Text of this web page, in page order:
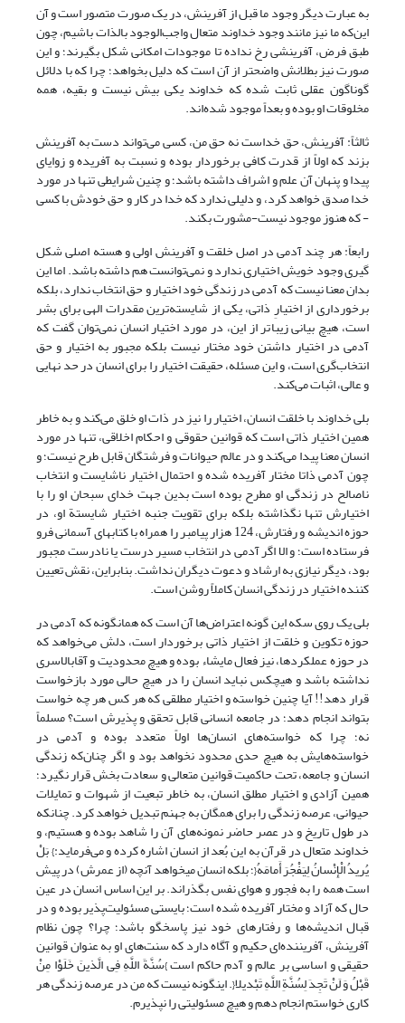
به عبارت دیگر وجود ما قبل از آفرینش، در یک صورت متصور است و آن
این‌که ما نیز مانند وجود خداوند متعال واجب‌الوجود بالذات باشیم، چون
طبق فرض، آفرینشی رخ نداده تا موجودات امکانی شکل بگیرند؛ و این
صورت نیز بطلانش واضحتر از آن است که دلیل بخواهد؛ چرا که با دلائل
گوناگون عقلی ثابت شده که خداوند یکی بیش نیست و بقیه، همه
مخلوقات او بوده و بعداً موجود شده‌اند.
ثالثاً: آفرینش، حق خداست نه حق من، کسی می‌تواند دست به آفرینش
بزند که اولاً از قدرت کافی برخوردار بوده و نسبت به آفریده و زوایای
پیدا و پنهان آن علم و اشراف داشته باشد؛ و چنین شرایطی تنها در مورد
خدا صدق خواهد کرد، و دلیلی ندارد که خدا در کار و حق خودش با کسی
- که هنوز موجود نیست-مشورت بکند.
رابعاً: هر چند آدمی در اصل خلقت و آفرینش اولی و هسته اصلی شکل
گیری وجود خویش اختیاری ندارد و نمی‌توانست هم داشته باشد. اما این
بدان معنا نیست که آدمی در زندگی خود اختیار و حق انتخاب ندارد، بلکه
برخورداری از اختیارِ ذاتی، یکی از شایسته‌ترین مقدرات الهی برای بشر
است، هیچ بیانی زیباتر از این، در مورد اختیار انسان نمی‌توان گفت که
آدمی در اختیار داشتن خود مختار نیست بلکه مجبور به اختیار و حق
انتخاب‌گری است، و این مسئله، حقیقت اختیار را برای انسان در حد نهایی
و عالی، اثبات می‌کند.
بلی خداوند با خلقت انسان، اختیار را نیز در ذات او خلق می‌کند و به خاطر
همین اختیار ذاتی است که قوانین حقوقی و احکام اخلاقی، تنها در مورد
انسان معنا پیدا می‌کند و در عالم حیوانات و فرشتگان قابل طرح نیست؛ ‌و
چون آدمی ذاتا مختار آفریده شده و احتمال اختیار ناشایست و انتخاب
ناصالح در زندگی او مطرح بوده است بدین جهت خدای سبحان او را با
اختیارش تنها نگذاشته بلکه برای تقویت جنبه اختیار شایستة او، در
حوزه اندیشه و رفتارش، 124 هزار پیامبر را همراه با کتابهای آسمانی فرو
فرستاده است؛ و الا اگر آدمی در انتخاب مسیر درست یا نادرست مجبور
بود، دیگر نیازی به ارشاد و دعوت دیگران نداشت. بنابراین، نقش تعیین
کننده اختیار در زندگی انسان کاملاً روشن است.
بلی یک روی سکه این گونه اعتراض‌ها آن است که همانگونه که آدمی در
حوزه تکوین و خلقت از اختیار ذاتی برخوردار است، دلش می‌خواهد که
در حوزه عملکردها، نیز فعال مایشاء بوده و هیچ محدودیت و آقابالاسری
نداشته باشد و هیچکس نباید انسان را در هیچ حالی مورد بازخواست
قرار دهد!! آیا چنین خواسته و اختیار مطلقی که هر کس هر چه خواست
بتواند انجام دهد؛ ‌در جامعه انسانی قابل تحقق و پذیرش است؟ مسلماً
نه؛ چرا که خواسته‌های انسان‌ها اولاً متعدد بوده و آدمی در
خواسته‌هایش به هیچ حدی محدود نخواهد بود و اگر چنان‌که زندگی
انسان و جامعه، تحت حاکمیت قوانین متعالی و سعادت بخش قرار نگیرد؛
همین آزادی و اختیار مطلق انسان،‌ به خاطر تبعیت از شهوات و تمایلات
حیوانی، عرصه زندگی را برای همگان به جهنم تبدیل خواهد کرد. چنانکه
در طول تاریخ و در عصر حاضر نمونه‌های آن را شاهد بوده و هستیم، و
خداوند متعال در قرآن به این بُعد از انسان اشاره کرده و می‌فرماید:} بَلْ
یُریدُ الْإِنْسانُ لِیَفْجُرَ أَمامَهُ{؛ بلکه انسان مى‏خواهد آنچه (از عمرش) در پیش
است همه را به فجور و هواى نفس بگذراند. بر این اساس انسان در عین
حال که آزاد و مختار آفریده شده است؛‌ بایستی مسئولیت‌پذیر بوده و در
قبال اندیشه‌ها و رفتارهای خود نیز پاسخگو باشد؛ چرا؟ چون نظام
آفرینش، آفریننده‌ای حکیم و آگاه دارد که سنت‌های او به عنوان قوانین
حقیقی و اساسی بر عالم و آدم حاکم است }سُنَّةَ اللَّهِ فِی الَّذینَ خَلَوْا مِنْ
قَبْلُ وَ لَنْ تَجِدَ لِسُنَّةِ اللَّهِ تَبْدیلا{. اینگونه نیست که من در عرصه زندگی هر
کاری خواستم انجام دهم و هیچ مسئولیتی را نپذیرم.‌